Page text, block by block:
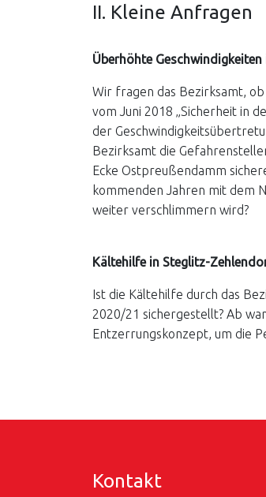
II. Kleine Anfragen
Überhöhte
Wir fragen das Bezirksamt,
vom Juni 2018 „Sicherheit in
der
Bezirksamt die
Ecke Ostpreußendamm
kommenden Jahren mit dem
weiter verschlimmern wird?
Kältehilfe in Steglitz-
Ist die Kältehilfe durch das
2020/21 sichergestellt? Ab
Entzerrungskonzept, um die
Kontakt